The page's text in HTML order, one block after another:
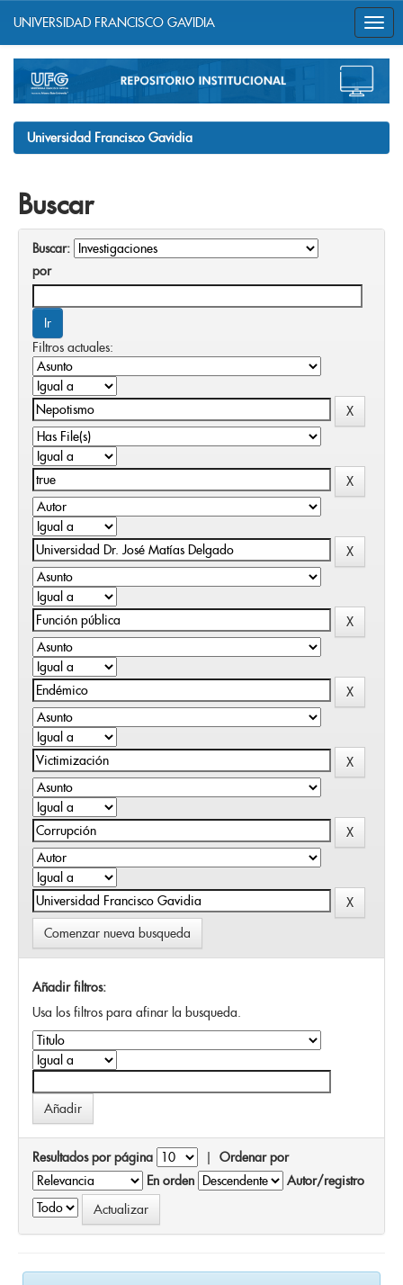
navigation
UNIVERSIDAD FRANCISCO GAVIDIA
Universidad Francisco Gavidia
Buscar
Buscar:
por
Filtros actuales:
Comenzar nueva busqueda
Añadir filtros:
Usa los filtros para afinar la busqueda.
Resultados por página | Ordenar por
En orden
Autor/registro